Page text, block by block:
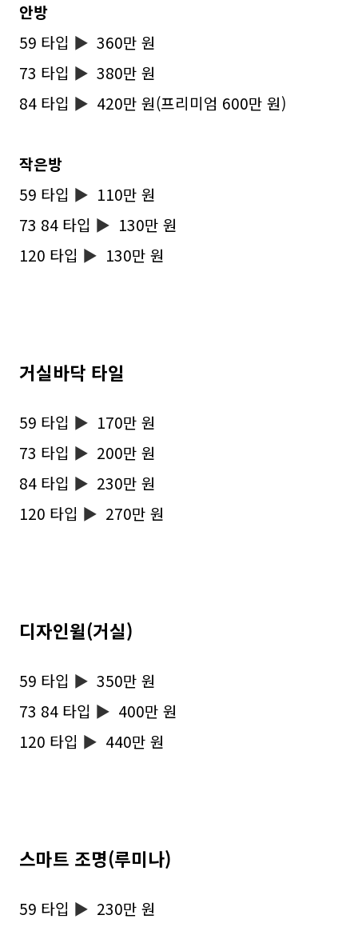
안방
59 타입 ▶ 360만 원
73 타입 ▶ 380만 원
84 타입 ▶ 420만 원(프리미엄 600만 원)
작은방
59 타입 ▶ 110만 원
73 84 타입 ▶ 130만 원
120 타입 ▶ 130만 원
거실바닥 타일
59 타입 ▶ 170만 원
73 타입 ▶ 200만 원
84 타입 ▶ 230만 원
120 타입 ▶ 270만 원
디자인윌(거실)
59 타입 ▶ 350만 원
73 84 타입 ▶ 400만 원
120 타입 ▶ 440만 원
스마트 조명(루미나)
59 타입 ▶ 230만 원